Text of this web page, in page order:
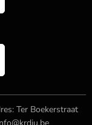
Ter Boekerstraat